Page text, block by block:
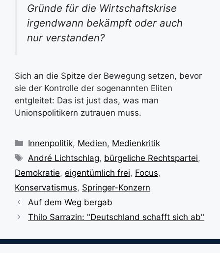
Gründe für die Wirtschaftskrise
irgendwann bekämpft oder auch
nur verstanden?
Sich an die Spitze der Bewegung setzen, bevor
sie der Kontrolle der sogenannten Eliten
entgleitet: Das ist just das, was man
Unionspolitikern zutrauen muss.
Kategorien
Innenpolitik, Medien, Medienkritik
Schlagwörter
André Lichtschlag, bürgeliche Rechtspartei,
Demokratie, eigentümlich frei, Focus,
Konservatismus, Springer-Konzern
Auf dem Weg bergab
Thilo Sarrazin: "Deutschland schafft sich ab"